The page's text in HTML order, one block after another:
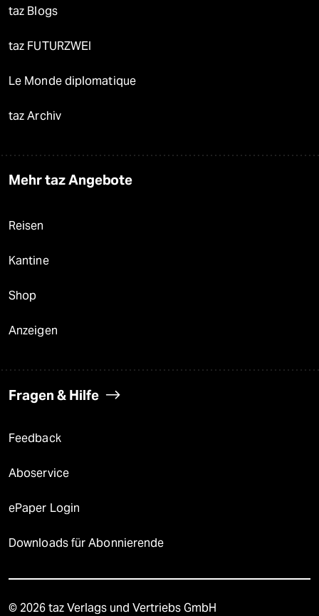
taz Blogs
taz FUTURZWEI
Le Monde diplomatique
taz Archiv
Mehr taz Angebote
Reisen
Kantine
Shop
Anzeigen
Fragen & Hilfe
Feedback
Aboservice
ePaper Login
Downloads für Abonnierende
© 2026 taz Verlags und Vertriebs GmbH